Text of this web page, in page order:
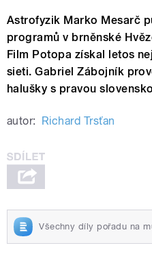
Astrofyzik Marko Mesarč
programů v brněnské
Film Potopa získal letos
sieti. Gabriel Zábojník
halušky s pravou
autor: Richard Trsťan
Všechny díly pořadu na